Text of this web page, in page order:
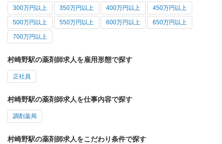
300万円以上 350万円以上 400万円以上 450万円以上
500万円以上 550万円以上 600万円以上 650万円以上
700万円以上
村崎野駅の薬剤師求人を雇用形態で探す
正社員
村崎野駅の薬剤師求人を仕事内容で探す
調剤薬局
村崎野駅の薬剤師求人をこだわり条件で探す